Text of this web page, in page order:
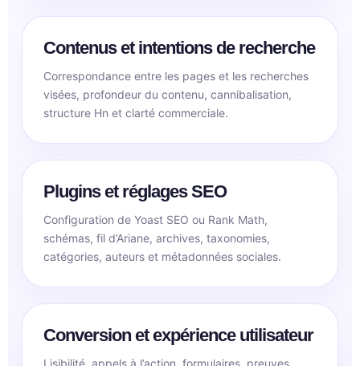
Contenus et intentions de recherche
Correspondance entre les pages et les recherches
visées, profondeur du contenu, cannibalisation,
structure Hn et clarté commerciale.
Plugins et réglages SEO
Configuration de Yoast SEO ou Rank Math,
schémas, fil d’Ariane, archives, taxonomies,
catégories, auteurs et métadonnées sociales.
Conversion et expérience utilisateur
Lisibilité, appels à l’action, formulaires, preuves,